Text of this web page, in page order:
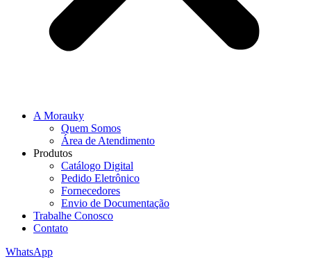
A Morauky
Quem Somos
Área de Atendimento
Produtos
Catálogo Digital
Pedido Eletrônico
Fornecedores
Envio de Documentação
Trabalhe Conosco
Contato
WhatsApp